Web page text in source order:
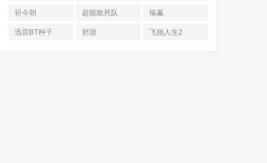
祈今朝 超能敢死队 输赢
迅雷BT种子 郊游 飞驰人生2